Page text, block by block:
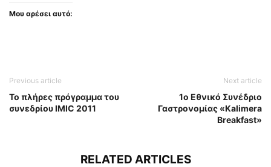
Μου αρέσει αυτό:
Previous article
Το πλήρες πρόγραμμα του
συνεδρίου IMIC 2011
Next article
1ο Εθνικό Συνέδριο
Γαστρονομίας «Kalimera
Βreakfast»
RELATED ARTICLES